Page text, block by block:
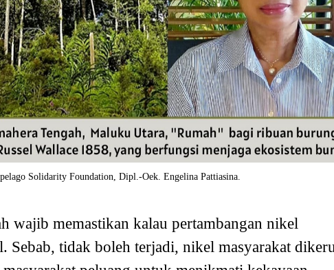
Solidarity Foundation, Dipl.-Oek. Engelina Pattiasina.
wajib memastikan kalau pertambangan nikel
Sebab, tidak boleh terjadi, nikel masyarakat